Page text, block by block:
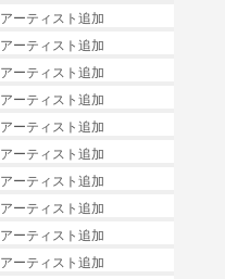
アーティスト追加
アーティスト追加
アーティスト追加
アーティスト追加
アーティスト追加
アーティスト追加
アーティスト追加
アーティスト追加
アーティスト追加
アーティスト追加